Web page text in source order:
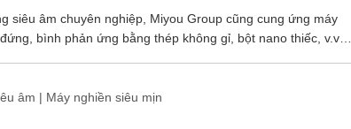
siêu âm chuyên nghiệp, Miyou Group cũng cung ứng máy
bình phản ứng bằng thép không gỉ, bột nano thiếc, v.v…
âm | Máy nghiền siêu mịn